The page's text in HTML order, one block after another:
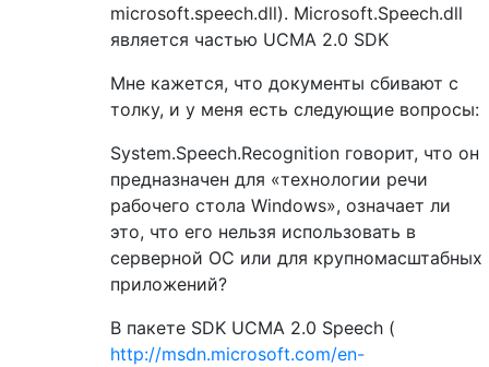
microsoft.speech.dll). Microsoft.Speech.dll
является частью UCMA 2.0 SDK
Мне кажется, что документы сбивают с
толку, и у меня есть следующие вопросы:
System.Speech.Recognition говорит, что он
предназначен для «технологии речи
рабочего стола Windows», означает ли
это, что его нельзя использовать в
серверной ОС или для крупномасштабных
приложений?
В пакете SDK UCMA 2.0 Speech (
http://msdn.microsoft.com/en-